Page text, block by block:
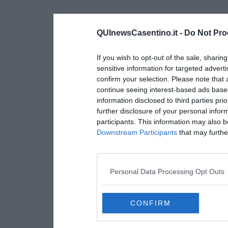
QUInewsCasentino.it - Do Not
If you wish to opt-out of the sale,
sensitive information for targeted
confirm your selection. Please note
continue seeing interest-based ads
information disclosed to third parties
further disclosure of your personal
participants. This information may also
Downstream Participants that may
Personal Data Processing Opt Outs
CONFIRM